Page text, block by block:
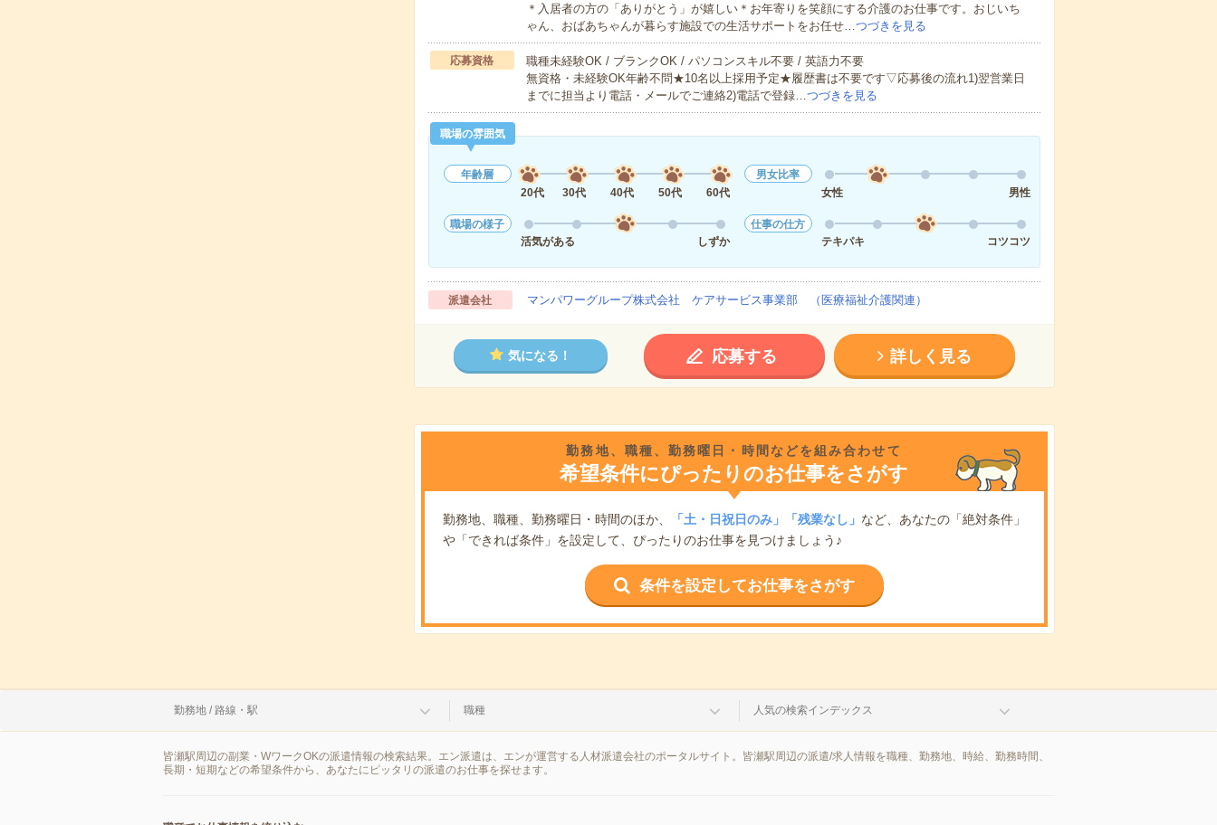
＊入居者の方の「ありがとう」が嬉しい＊お年寄りを笑顔にする介護のお仕事です。おじいち
ゃん、おばあちゃんが暮らす施設での生活サポートをお任せ…つづきを見る
応募資格
職種未経験OK / ブランクOK / パソコンスキル不要 / 英語力不要
無資格・未経験OK年齢不問★10名以上採用予定★履歴書は不要です▽応募後の流れ1)翌営業日
までに担当より電話・メールでご連絡2)電話で登録…つづきを見る
職場の雰囲気
年齢層
20代
30代 40代 50代 60代
男女比率
女性
男性
職場の様子
活気がある
しずか
仕事の仕方
テキパキ
コツコツ
派遣会社 マンパワーグループ株式会社 ケアサービス事業部 （医療福祉介護関連）
気になる！ 応募する 詳しく見る
勤務地、職種、勤務曜日・時間などを組み合わせて
希望条件にぴったりのお仕事をさがす
勤務地、職種、勤務曜日・時間のほか、 「土・日祝日のみ」「残業なし」 など、あなたの「絶対条件」
や「できれば条件」を設定して、ぴったりのお仕事を見つけましょう♪
条件を設定してお仕事をさがす
勤務地 / 路線・駅 職種 人気の検索インデックス
皆瀬駅周辺の副業・WワークOKの派遣情報の検索結果。エン派遣は、エンが運営する人材派遣会社のポータルサイト。皆瀬駅周辺の派遣/求人情報を職種、勤務地、時給、勤務時間、
長期・短期などの希望条件から、あなたにピッタリの派遣のお仕事を探せます。